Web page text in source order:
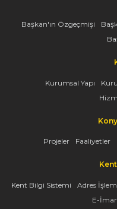
Başkan'ın Özgeçmişi
Kurumsal Yapı
Projeler Faaliyetler
Kent Bilgi Sistemi Adres
E-İmar